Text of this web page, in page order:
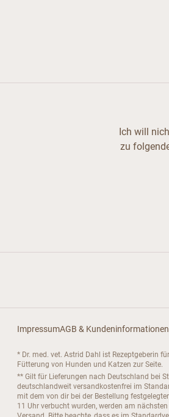
Ich will
zu
ImpressumAGB & Kundeninformationen
* Dr. med. vet. Astrid Dahl ist Rezeptgeberin
Fütterung von Hunden und Katzen zur Seite.
** Gilt für Lieferungen nach Deutschland bei
deutschlandweit versandkostenfrei im
mit dem von dir bei der Bestellung
11 Uhr verbucht wurden, werden am